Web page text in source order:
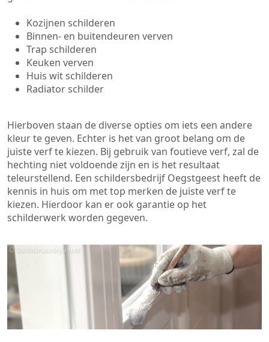
Kozijnen schilderen
Binnen- en buitendeuren verven
Trap schilderen
Keuken verven
Huis wit schilderen
Radiator schilder
Hierboven staan de diverse opties om iets een andere
kleur te geven. Echter is het van groot belang om de
juiste verf te kiezen. Bij gebruik van foutieve verf, zal de
hechting niet voldoende zijn en is het resultaat
teleurstellend. Een schildersbedrijf Oegstgeest heeft de
kennis in huis om met top merken de juiste verf te
kiezen. Hierdoor kan er ook garantie op het
schilderwerk worden gegeven.